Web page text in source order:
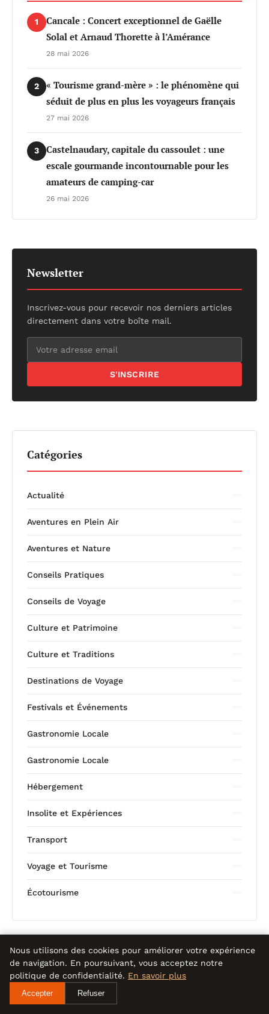
1
Cancale : Concert exceptionnel de Gaëlle
Solal et Arnaud Thorette à l’Amérance
28 mai 2026
2
« Tourisme grand-mère » : le phénomène qui
séduit de plus en plus les voyageurs français
27 mai 2026
3
Castelnaudary, capitale du cassoulet : une
escale gourmande incontournable pour les
amateurs de camping-car
26 mai 2026
Newsletter
Inscrivez-vous pour recevoir nos derniers articles
directement dans votre boîte mail.
S'INSCRIRE
Catégories
Actualité
Aventures en Plein Air
Aventures et Nature
Conseils Pratiques
Conseils de Voyage
Culture et Patrimoine
Culture et Traditions
Destinations de Voyage
Festivals et Événements
Gastronomie Locale
Gastronomie Locale
Hébergement
Insolite et Expériences
Transport
Voyage et Tourisme
Écotourisme
Nous utilisons des cookies pour améliorer votre expérience
de navigation. En poursuivant, vous acceptez notre
politique de confidentialité. En savoir plus
Accepter Refuser